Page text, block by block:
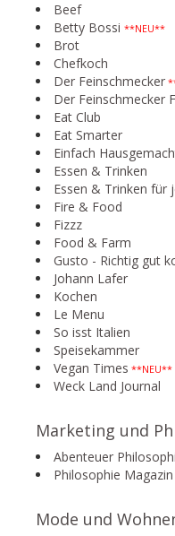
Beef
Betty Bossi **NEU**
Brot
Chefkoch
Der Feinschmecker
Der Feinschmecker
Eat Club
Eat Smarter
Einfach
Essen & Trinken
Essen & Trinken für
Fire & Food
Fizzz
Food & Farm
Gusto - Richtig gut
Johann Lafer
Kochen
Le Menu
So isst Italien
Speisekammer
Vegan Times **NEU**
Weck Land Journal
Marketing und
Abenteuer
Philosophie Magazin
Mode und